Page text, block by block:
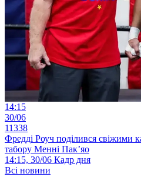
14:15
30/06
11338
Фредді Роуч поділився свіжими
табору Менні Пак’яо
14:15, 30/06 Кадр дня
Всі новини